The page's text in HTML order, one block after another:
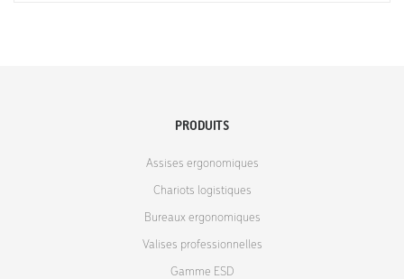
PRODUITS
Assises ergonomiques
Chariots logistiques
Bureaux ergonomiques
Valises professionnelles
Gamme ESD